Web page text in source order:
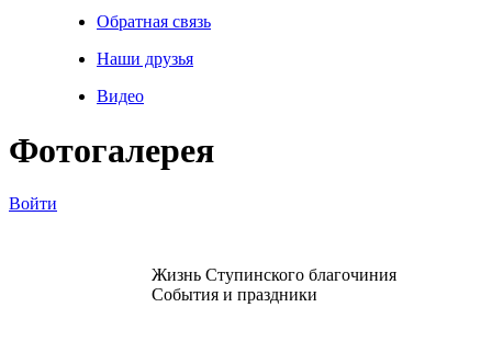
Обратная связь
Наши друзья
Видео
Фотогалерея
Войти
Жизнь Ступинского благочиния
События и праздники